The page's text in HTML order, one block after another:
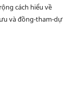
cách hiểu về
và đồng-tham-dự